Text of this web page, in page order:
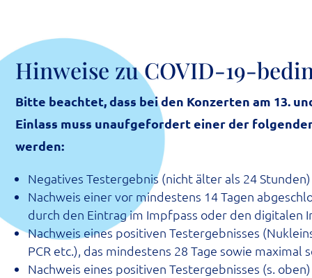
Hin­wei­se zu COVID-19-
Bit­te beach­tet, dass bei den Kon­zer­ten am 13.
Ein­lass muss unauf­ge­for­dert einer der
werden:
Nega­ti­ves Test­ergeb­nis (nicht älter als 24 Stunden)
Nach­weis einer vor min­des­tens 14 Tagen
durch den Ein­trag im Impf­pass oder den digi­ta­len
Nach­weis eines posi­ti­ven Test­ergeb­nis­ses
PCR etc.), das min­des­tens 28 Tage sowie
Nach­weis eines posi­ti­ven Test­ergeb­nis­ses (s.